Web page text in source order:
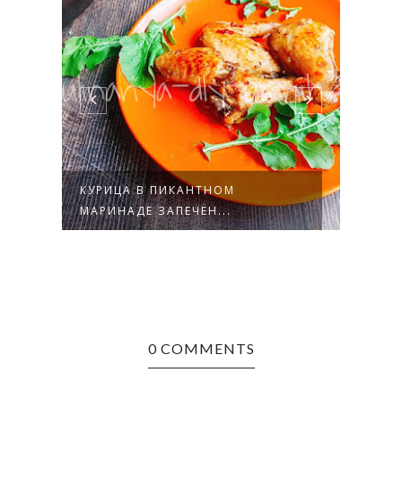
КУРИЦА В ПИКАНТНОМ
МАРИНАДЕ ЗАПЕЧЁН...
0 COMMENTS